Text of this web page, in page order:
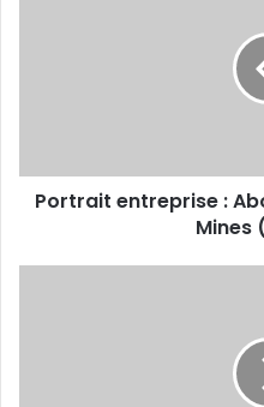
Portrait entreprise :
Mines